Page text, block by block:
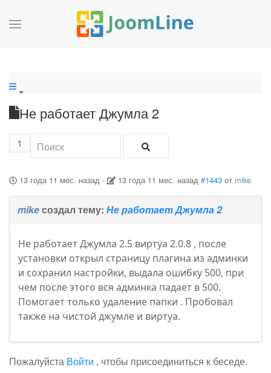
Не работает Джумла 2
1
13 года 11 мес. назад- 13 года 11 мес. назад #1443 от mike
mikeсоздал тему: Не работает Джумла 2
Не работает Джумла 2.5 виртуа 2.0.8 , после
установки открыл страницу плагина из админки
и сохранил настройки, выдала ошибку 500, при
чем после этого вся админка падает в 500.
Помогает только удаление папки . Пробовал
также на чистой джумле и виртуа.
Пожалуйста Войти , чтобы присоединиться к беседе.